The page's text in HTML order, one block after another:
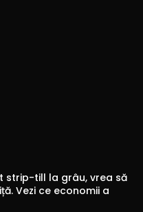
strip-till la grâu, vrea să
Vezi ce economii a